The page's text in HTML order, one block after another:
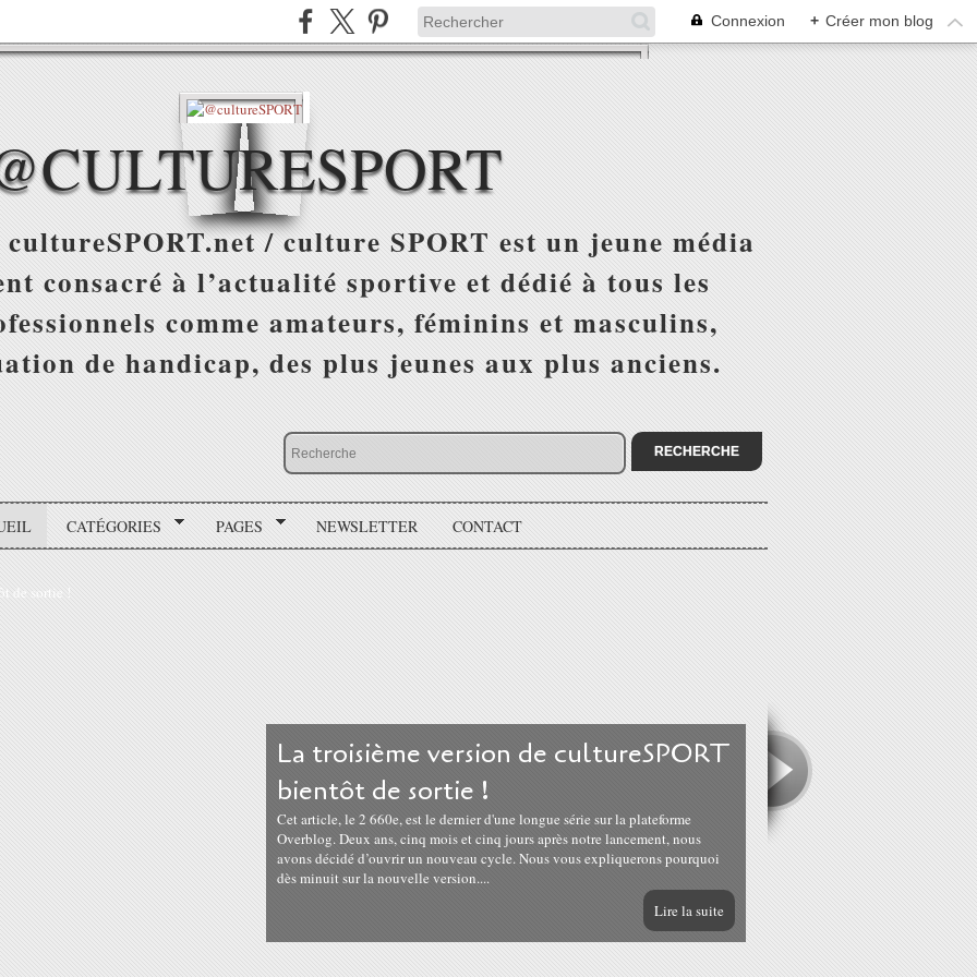
Connexion + Créer mon blog
/ culture SPORT est un jeune média
consacré à l’actualité sportive et dédié à tous les
comme amateurs, féminins et masculins,
de handicap, des plus jeunes aux plus anciens.
CATÉGORIES PAGES NEWSLETTER CONTACT
La troisième version de cultureSPORT
bientôt de sortie !
Cet article, le 2 660e, est le dernier d'une longue série sur la plateforme
Overblog. Deux ans, cinq mois et cinq jours après notre lancement, nous
avons décidé d’ouvrir un nouveau cycle. Nous vous expliquerons pourquoi
dès minuit sur la nouvelle version....
Lire la suite